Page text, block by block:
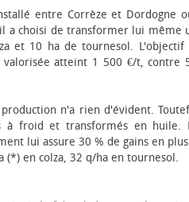
entre Corrèze et Dordogne
a choisi de transformer lui même
et 10 ha de tournesol. L'objectif
valorisée atteint 1 500 €/t, contre
n'a rien d'évident.
à froid et transformés en huile.
lui assure 30 % de gains en
(*) en colza, 32 q/ha en tournesol.